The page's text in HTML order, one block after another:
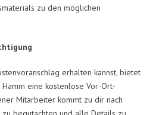
zu den möglichen
erhalten kannst, bietet
eine kostenlose Vor-Ort-
Mitarbeiter kommt zu dir nach